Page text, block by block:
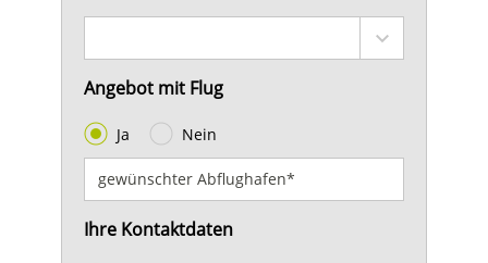
Angebot mit Flug
Ja Nein
Ihre Kontaktdaten